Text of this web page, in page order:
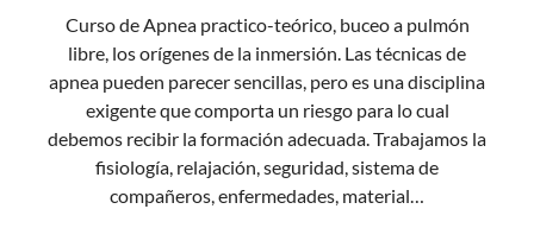
Curso de Apnea practico-teórico, buceo a pulmón
libre, los orígenes de la inmersión. Las técnicas de
apnea pueden parecer sencillas, pero es una disciplina
exigente que comporta un riesgo para lo cual
debemos recibir la formación adecuada. Trabajamos la
fisiología, relajación, seguridad, sistema de
compañeros, enfermedades, material…